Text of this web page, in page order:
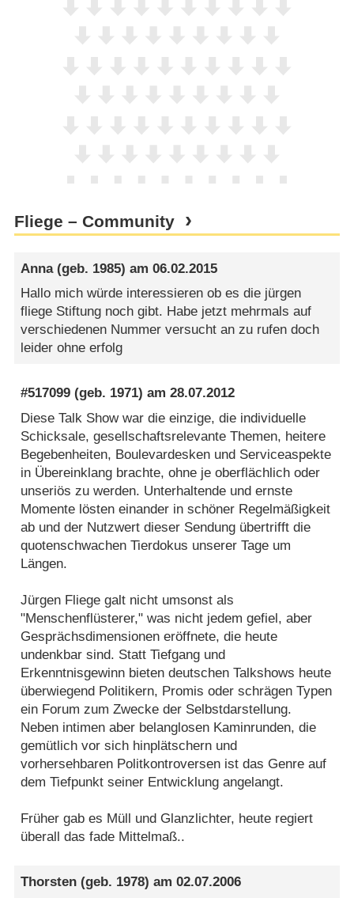
Fliege – Community
Anna(geb. 1985) am06.02.2015
Hallo mich würde interessieren ob es die jürgen
fliege Stiftung noch gibt. Habe jetzt mehrmals auf
verschiedenen Nummer versucht an zu rufen doch
leider ohne erfolg
#517099 (geb. 1971) am28.07.2012
Diese Talk Show war die einzige, die individuelle
Schicksale, gesellschaftsrelevante Themen, heitere
Begebenheiten, Boulevardesken und Serviceaspekte
in Übereinklang brachte, ohne je oberflächlich oder
unseriös zu werden. Unterhaltende und ernste
Momente lösten einander in schöner Regelmäßigkeit
ab und der Nutzwert dieser Sendung übertrifft die
quotenschwachen Tierdokus unserer Tage um
Längen.
Jürgen Fliege galt nicht umsonst als
"Menschenflüsterer," was nicht jedem gefiel, aber
Gesprächsdimensionen eröffnete, die heute
undenkbar sind. Statt Tiefgang und
Erkenntnisgewinn bieten deutschen Talkshows heute
überwiegend Politikern, Promis oder schrägen Typen
ein Forum zum Zwecke der Selbstdarstellung.
Neben intimen aber belanglosen Kaminrunden, die
gemütlich vor sich hinplätschern und
vorhersehbaren Politkontroversen ist das Genre auf
dem Tiefpunkt seiner Entwicklung angelangt.
Früher gab es Müll und Glanzlichter, heute regiert
überall das fade Mittelmaß..
Thorsten (geb. 1978) am02.07.2006